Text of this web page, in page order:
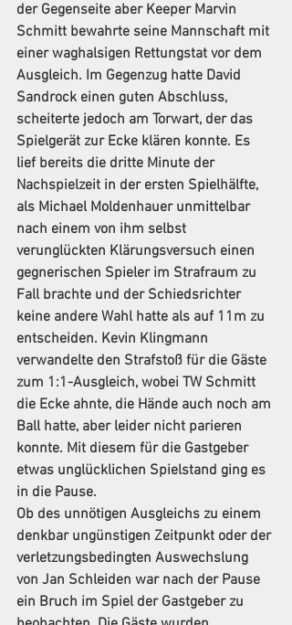
der Gegenseite aber Keeper Marvin
Schmitt bewahrte seine Mannschaft mit
einer waghalsigen Rettungstat vor dem
Ausgleich. Im Gegenzug hatte David
Sandrock einen guten Abschluss,
scheiterte jedoch am Torwart, der das
Spielgerät zur Ecke klären konnte. Es
lief bereits die dritte Minute der
Nachspielzeit in der ersten Spielhälfte,
als Michael Moldenhauer unmittelbar
nach einem von ihm selbst
verunglückten Klärungsversuch einen
gegnerischen Spieler im Strafraum zu
Fall brachte und der Schiedsrichter
keine andere Wahl hatte als auf 11m zu
entscheiden. Kevin Klingmann
verwandelte den Strafstoß für die Gäste
zum 1:1-Ausgleich, wobei TW Schmitt
die Ecke ahnte, die Hände auch noch am
Ball hatte, aber leider nicht parieren
konnte. Mit diesem für die Gastgeber
etwas unglücklichen Spielstand ging es
in die Pause.
Ob des unnötigen Ausgleichs zu einem
denkbar ungünstigen Zeitpunkt oder der
verletzungsbedingten Auswechslung
von Jan Schleiden war nach der Pause
ein Bruch im Spiel der Gastgeber zu